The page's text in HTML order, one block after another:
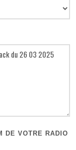
DE VOTRE RADIO